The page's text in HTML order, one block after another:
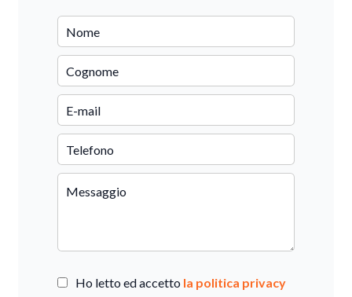
Ho letto ed accetto la politica privacy